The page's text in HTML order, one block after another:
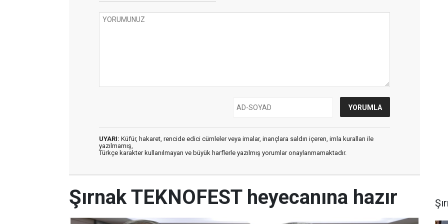
UYARI: Küfür, hakaret, rencide edici cümleler veya imalar, inançlara saldırı içeren, imla kuralları ile
yazılmamış,
Türkçe karakter kullanılmayan ve büyük harflerle yazılmış yorumlar onaylanmamaktadır.
Şırnak TEKNOFEST heyecanına hazır